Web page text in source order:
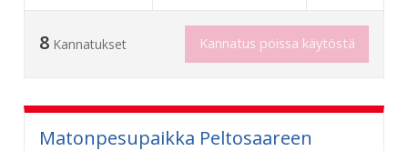
8 Kannatukset Kannatus poissa käytöstä
Matonpesupaikka Peltosaareen